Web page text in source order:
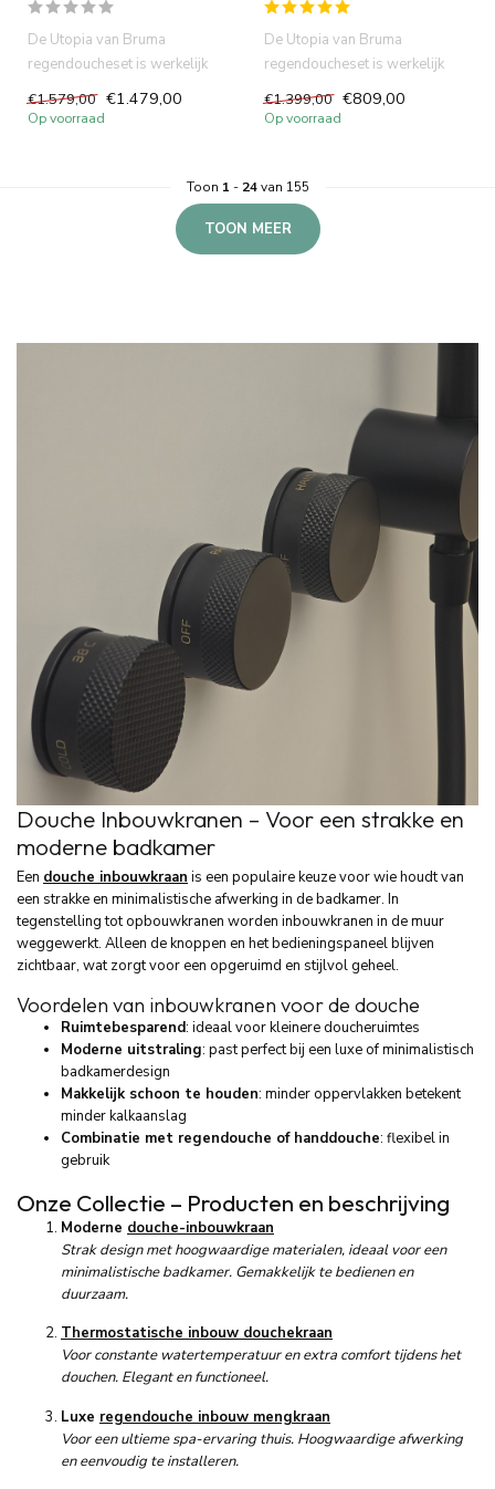
De Utopia van Bruma
regendoucheset is werkelijk
maa...
€1.579,00 €1.479,00
Op voorraad
De Utopia van Bruma
regendoucheset is werkelijk
maa...
€1.399,00 €809,00
Op voorraad
Toon 1 - 24van 155
TOON MEER
Douche Inbouwkranen – Voor een strakke en
moderne badkamer
Een douche inbouwkraan is een populairekeuzevoorwiehoudtvan
een strakkeen minimalistische afwerking in debadkamer. In
tegenstellingtotopbouwkranen worden inbouwkranen in demuur
weggewerkt. Alleen deknoppen en hetbedieningspaneelblijven
zichtbaar, watzorgtvooreen opgeruimd en stijlvolgeheel.
Voordelen van inbouwkranen voorde douche
Ruimtebesparend: ideaalvoorkleineredoucheruimtes
Moderne uitstraling: pastperfectbij een luxeofminimalistisch
badkamerdesign
Makkelijk schoon te houden: minderoppervlakken betekent
minderkalkaanslag
Combinatie met regendouche of handdouche: flexibelin
gebruik
Onze Collectie – Producten en beschrijving
Moderne douche-inbouwkraan
Strak design met hoogwaardige materialen, ideaal voor een
minimalistische badkamer. Gemakkelijk te bedienen en
duurzaam.
Thermostatische inbouw douchekraan
Voor constante watertemperatuur en extra comfort tijdens het
douchen. Elegant en functioneel.
Luxe regendouche inbouw mengkraan
Voor een ultieme spa-ervaring thuis. Hoogwaardige afwerking
en eenvoudig te installeren.